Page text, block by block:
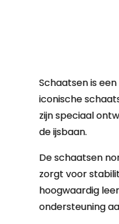
Schaatsen is
iconische
zijn speciaal
de ijsbaan.
De schaatsen
zorgt voor
hoogwaardig
ondersteuning